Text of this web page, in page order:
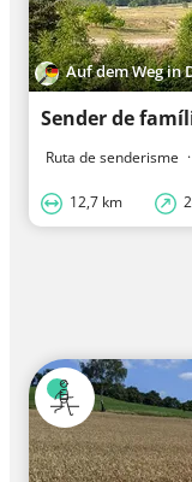
Auf dem Weg in
Sender de
Ruta de senderisme ·
12,7 km